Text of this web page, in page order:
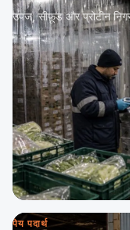
उपज, सीफ़ूड और प्रोटीन
पेय पदार्थ